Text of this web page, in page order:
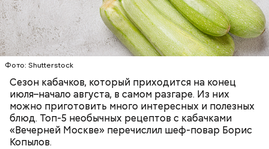
Фото: Shutterstock
Сезон кабачков, который приходится на конец
июля–начало августа, в самом разгаре. Из них
можно приготовить много интересных и полезных
блюд. Топ-5 необычных рецептов с кабачками
«Вечерней Москве» перечислил шеф-повар Борис
Копылов.
Вред дыни
Фото: Shutterstock